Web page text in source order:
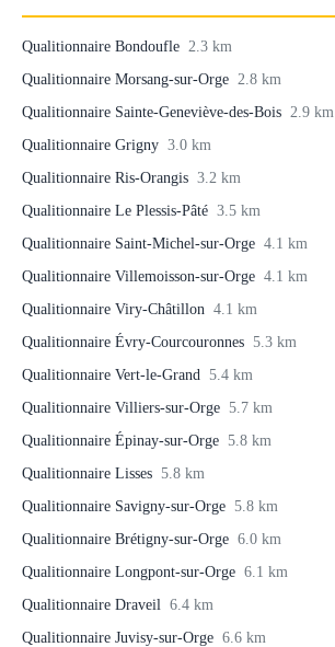
Qualitionnaire Bondoufle 2.3 km
Qualitionnaire Morsang-sur-Orge 2.8 km
Qualitionnaire Sainte-Geneviève-des-Bois 2.9 km
Qualitionnaire Grigny 3.0 km
Qualitionnaire Ris-Orangis 3.2 km
Qualitionnaire Le Plessis-Pâté 3.5 km
Qualitionnaire Saint-Michel-sur-Orge 4.1 km
Qualitionnaire Villemoisson-sur-Orge 4.1 km
Qualitionnaire Viry-Châtillon 4.1 km
Qualitionnaire Évry-Courcouronnes 5.3 km
Qualitionnaire Vert-le-Grand 5.4 km
Qualitionnaire Villiers-sur-Orge 5.7 km
Qualitionnaire Épinay-sur-Orge 5.8 km
Qualitionnaire Lisses 5.8 km
Qualitionnaire Savigny-sur-Orge 5.8 km
Qualitionnaire Brétigny-sur-Orge 6.0 km
Qualitionnaire Longpont-sur-Orge 6.1 km
Qualitionnaire Draveil 6.4 km
Qualitionnaire Juvisy-sur-Orge 6.6 km